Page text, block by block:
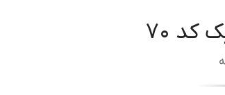
۷۰